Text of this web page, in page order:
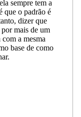
sempre tem a
que o padrão é
dizer que
mais de um
a mesma
base de como